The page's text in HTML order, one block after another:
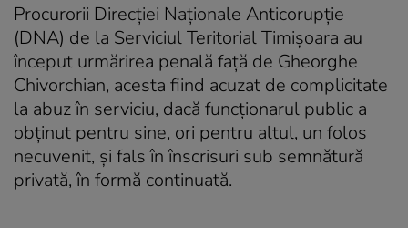
Procurorii Direcției Naționale Anticorupție
(DNA) de la Serviciul Teritorial Timișoara au
început urmărirea penală față de Gheorghe
Chivorchian, acesta fiind acuzat de complicitate
la abuz în serviciu, dacă funcționarul public a
obținut pentru sine, ori pentru altul, un folos
necuvenit, și fals în înscrisuri sub semnătură
privată, în formă continuată.